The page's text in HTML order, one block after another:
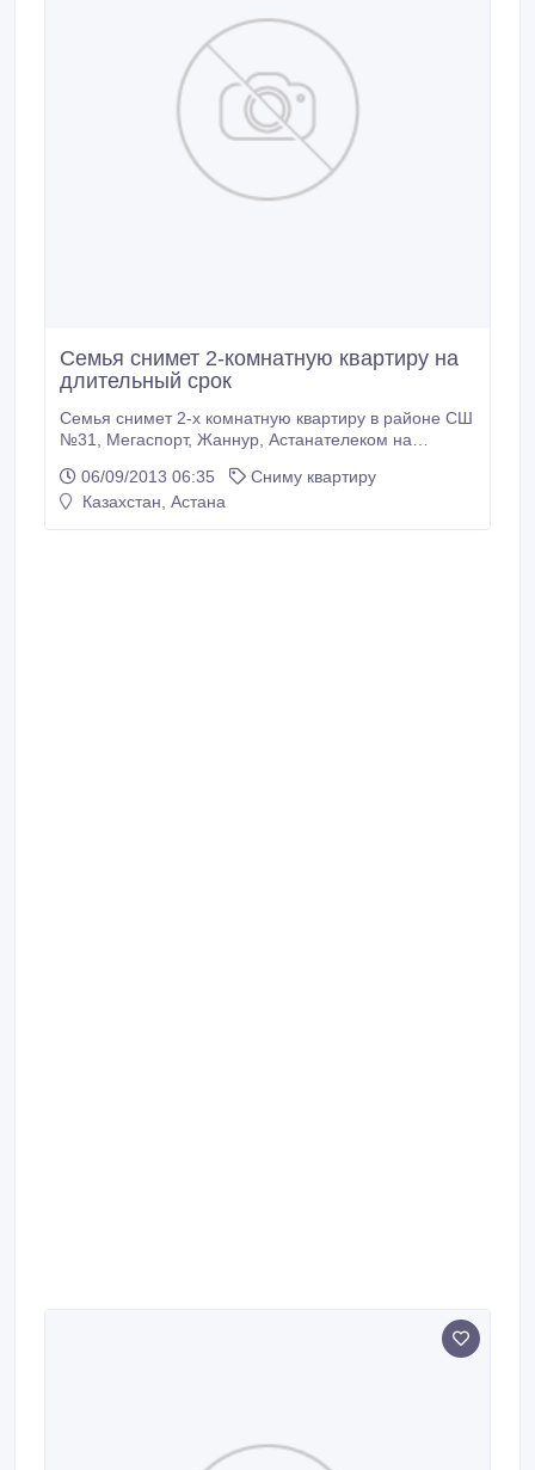
Семья снимет 2-комнатную квартиру на
длительный срок
Семья снимет 2-х комнатную квартиру в районе СШ
№31, Мегаспорт, Жаннур, Астанателеком на
мебелированную). Чистоту и оплату гарантирую.
06/09/2013 06:35
Сниму квартиру
Казахстан, Астана